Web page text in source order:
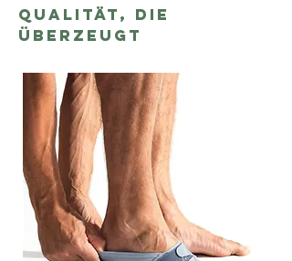
Qualität, die
überzeugt